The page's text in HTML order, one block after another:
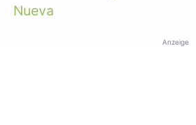
Nueva
Anzeige